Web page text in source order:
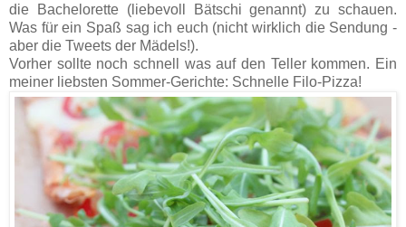
die Bachelorette (liebevoll Bätschi genannt) zu schauen.
Was für ein Spaß sag ich euch (nicht wirklich die Sendung -
aber die Tweets der Mädels!).
Vorher sollte noch schnell was auf den Teller kommen. Ein
meiner liebsten Sommer-Gerichte: Schnelle Filo-Pizza!